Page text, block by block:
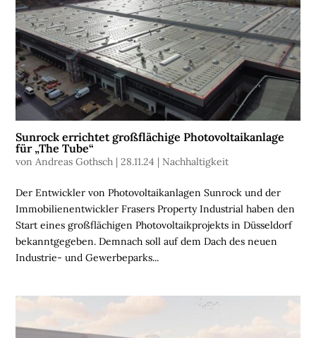
S
T
I
K
M
M
B
I
I
E
N
L
Sunrock errichtet großflächige Photovoltaikanlage
für „The Tube“
von Andreas Gothsch | 28.11.24 | Nachhaltigkeit
Der Entwickler von Photovoltaikanlagen Sunrock und der
Immobilienentwickler Frasers Property Industrial haben den
Start eines großflächigen Photovoltaikprojekts in Düsseldorf
bekanntgegeben. Demnach soll auf dem Dach des neuen
Industrie- und Gewerbeparks...